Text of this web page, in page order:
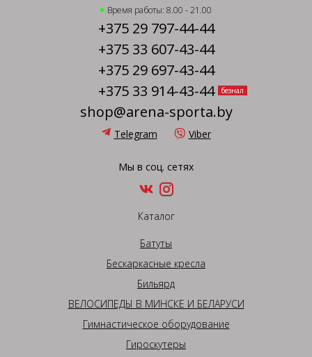
Время работы: 8.00 - 21.00
+375 29 797-44-44
+375 33 607-43-44
+375 29 697-43-44
+375 33 914-43-44
безнал
shop@arena-sporta.by
Telegram Viber
Мы в соц. сетях
Каталог
Батуты
Бескаркасные кресла
Бильярд
ВЕЛОСИПЕДЫ В МИНСКЕ И БЕЛАРУСИ
Гимнастическое оборудование
Гироскутеры